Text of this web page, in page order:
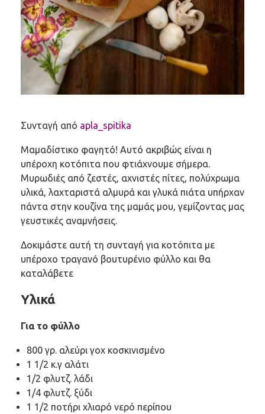
Συνταγή από apla_spitika
Μαμαδίστικο φαγητό! Αυτό ακριβώς είναι η
υπέροχη κοτόπιτα που φτιάχνουμε σήμερα.
Μυρωδιές από ζεστές, αχνιστές πίτες, πολύχρωμα
υλικά, λαχταριστά αλμυρά και γλυκά πιάτα υπήρχαν
πάντα στην κουζίνα της μαμάς μου, γεμίζοντας μας
γευστικές αναμνήσεις.
Δοκιμάστε αυτή τη συνταγή για κοτόπιτα με
υπέροχο τραγανό βουτυρένιο φύλλο και θα
καταλάβετε
Υλικά
Για το φύλλο
800 γρ. αλεύρι γοχ κοσκινισμένο
1 1/2 κ.γ αλάτι
1/2 φλυτζ. λάδι
1/4 φλυτζ. ξύδι
1 1/2 ποτήρι χλιαρό νερό περίπου